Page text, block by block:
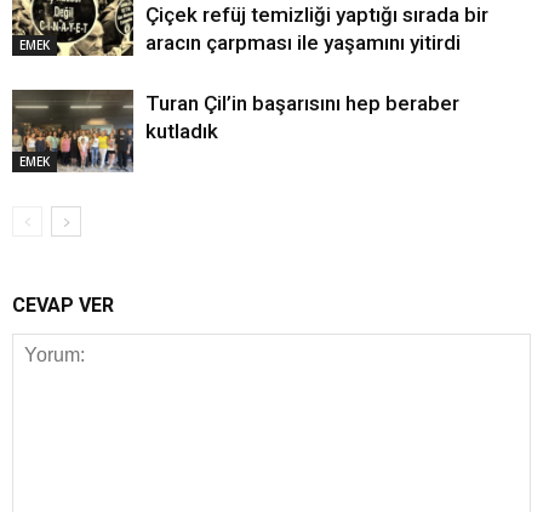
EMEK
Çiçek refüj temizliği yaptığı sırada bir
aracın çarpması ile yaşamını yitirdi
EMEK
Turan Çil’in başarısını hep beraber
kutladık
CEVAP VER